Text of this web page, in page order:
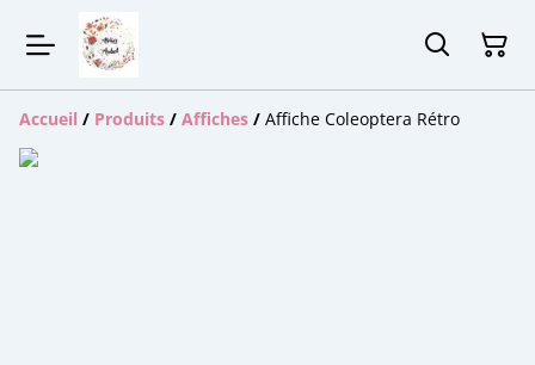
Accueil / Produits / Affiches / Affiche Coleoptera Rétro